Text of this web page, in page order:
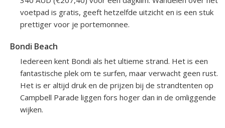
voetpad is gratis, geeft hetzelfde uitzicht en is een stuk
prettiger voor je portemonnee.
Bondi Beach
Iedereen kent Bondi als het ultieme strand. Het is een
fantastische plek om te surfen, maar verwacht geen rust.
Het is er altijd druk en de prijzen bij de strandtenten op
Campbell Parade liggen fors hoger dan in de omliggende
wijken.